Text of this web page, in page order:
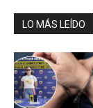
LO MÁS LEÍDO